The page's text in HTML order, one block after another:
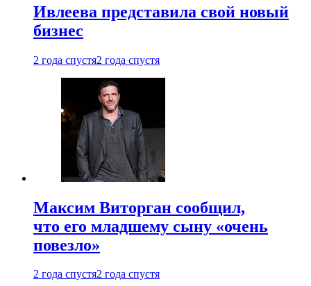
Ивлеева представила свой новый
бизнес
2 года спустя2 года спустя
Максим Виторган сообщил,
что его младшему сыну «очень
повезло»
2 года спустя2 года спустя